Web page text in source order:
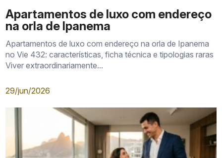
Apartamentos de luxo com endereço
na orla de Ipanema
Apartamentos de luxo com endereço na orla de Ipanema
no Vie 432: características, ficha técnica e tipologias raras
Viver extraordinariamente...
29/jun/2026